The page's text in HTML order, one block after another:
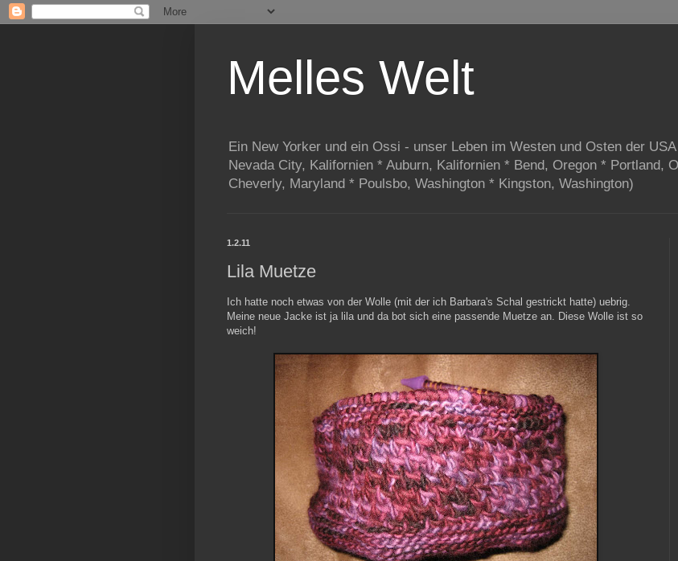
Melles Welt
Ein New Yorker und ein Ossi - unser Leben im Westen und Osten der
Nevada City, Kalifornien * Auburn, Kalifornien * Bend, Oregon * Portland,
Cheverly, Maryland * Poulsbo, Washington * Kingston, Washington)
1.2.11
Lila Muetze
Ich hatte noch etwas von der Wolle (mit der ich Barbara's Schal gestrickt hatte) uebrig.
Meine neue Jacke ist ja lila und da bot sich eine passende Muetze an. Diese Wolle ist so
weich!